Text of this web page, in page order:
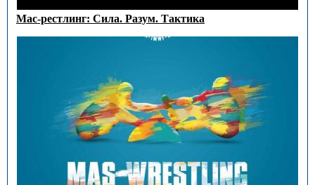
Мас-рестлинг: Сила. Разум. Тактика